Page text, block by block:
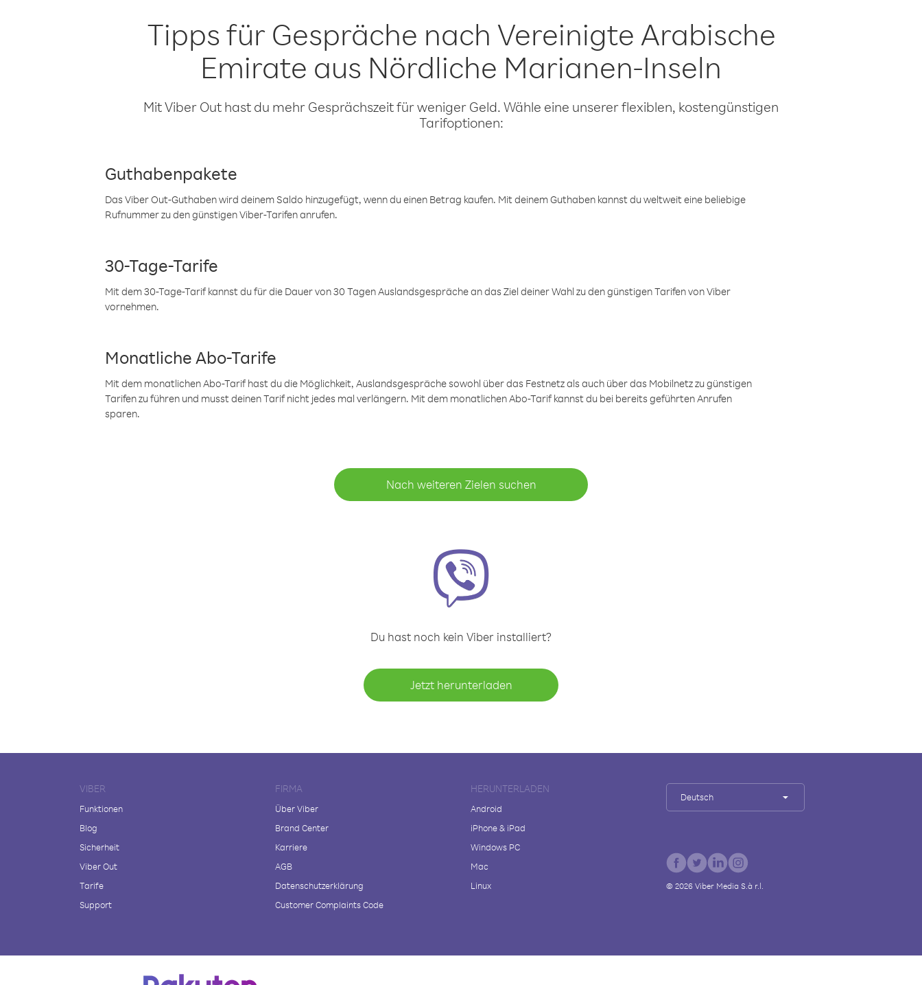
Tipps für Gespräche nach Vereinigte Arabische
Emirate aus Nördliche Marianen-Inseln
Mit Viber Out hast du mehr Gesprächszeit für weniger Geld. Wähle eine unserer flexiblen, kostengünstigen
Tarifoptionen:
Guthabenpakete
Das Viber Out-Guthaben wird deinem Saldo hinzugefügt, wenn du einen Betrag kaufen. Mit deinem Guthaben kannst du weltweit eine beliebige
Rufnummer zu den günstigen Viber-Tarifen anrufen.
30-Tage-Tarife
Mit dem 30-Tage-Tarif kannst du für die Dauer von 30 Tagen Auslandsgespräche an das Ziel deiner Wahl zu den günstigen Tarifen von Viber
vornehmen.
Monatliche Abo-Tarife
Mit dem monatlichen Abo-Tarif hast du die Möglichkeit, Auslandsgespräche sowohl über das Festnetz als auch über das Mobilnetz zu günstigen
Tarifen zu führen und musst deinen Tarif nicht jedes mal verlängern. Mit dem monatlichen Abo-Tarif kannst du bei bereits geführten Anrufen
sparen.
Nach weiteren Zielen suchen
Du hast noch kein Viber installiert?
Jetzt herunterladen
VIBER
Funktionen
Blog
Sicherheit
Viber Out
Tarife
Support
FIRMA
Über Viber
Brand Center
Karriere
AGB
Datenschutzerklärung
Customer Complaints Code
HERUNTERLADEN
Android
iPhone & iPad
Windows PC
Mac
Linux
Deutsch
© 2026 Viber Media S.à r.l.